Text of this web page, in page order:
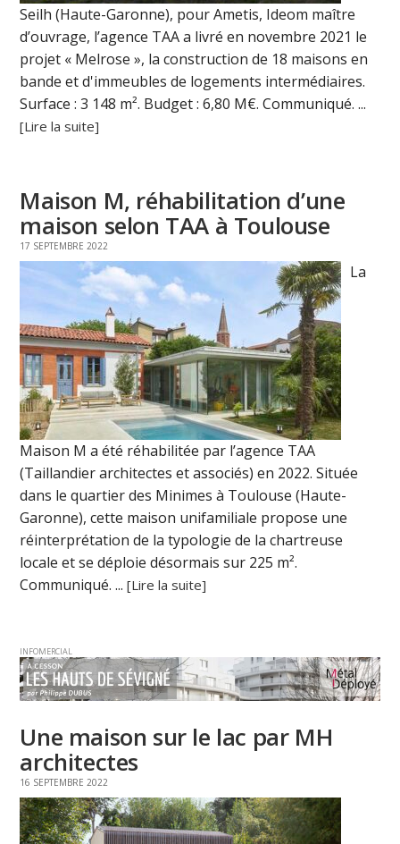
Seilh (Haute-Garonne), pour Ametis, Ideom maître
d’ouvrage, l’agence TAA a livré en novembre 2021 le
projet « Melrose », la construction de 18 maisons en
bande et d'immeubles de logements intermédiaires.
Surface : 3 148 m². Budget : 6,80 M€. Communiqué. ...
[Lire la suite]
Maison M, réhabilitation d’une
maison selon TAA à Toulouse
17 SEPTEMBRE 2022
La
Maison M a été réhabilitée par l’agence TAA
(Taillandier architectes et associés) en 2022. Située
dans le quartier des Minimes à Toulouse (Haute-
Garonne), cette maison unifamiliale propose une
réinterprétation de la typologie de la chartreuse
locale et se déploie désormais sur 225 m².
Communiqué. ...[Lire la suite]
INFOMERCIAL
Une maison sur le lac par MH
architectes
16 SEPTEMBRE 2022